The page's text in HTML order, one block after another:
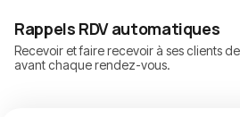
Rappels RDV automatiques
Recevoir et faire recevoir à ses clients
avant chaque rendez-vous.